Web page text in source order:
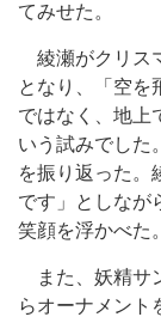
てみせた。
綾瀬がクリス
となり、「空を
ではなく、地上
いう試みでした
を振り返った。
です」としなが
笑顔を浮かべた。
また、妖精サ
らオーナメント